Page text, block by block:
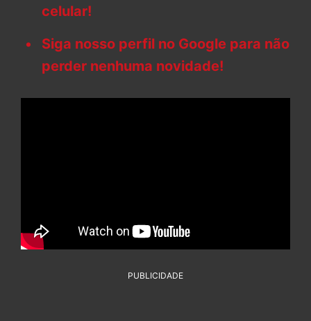
celular!
Siga nosso perfil no Google para não
perder nenhuma novidade!
PUBLICIDADE